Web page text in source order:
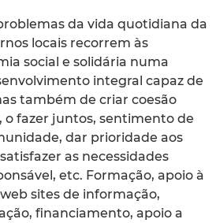
da vida quotidiana da
locais recorrem às
social e solidária numa
integral capaz de
também de criar coesão
o fazer juntos, sentimento de
dar prioridade aos
as necessidades
etc. Formação, apoio à
sites de informação,
financiamento, apoio a